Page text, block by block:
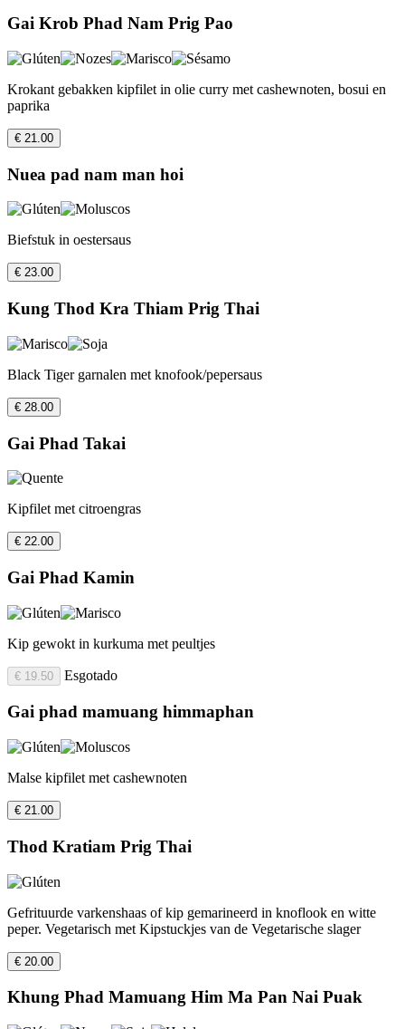
Gai Krob Phad Nam Prig Pao
Krokant gebakken kipfilet in olie curry met cashewnoten, bosui en
paprika
€ 21.00
Nuea pad nam man hoi
Biefstuk in oestersaus
€ 23.00
Kung Thod Kra Thiam Prig Thai
Black Tiger garnalen met knofook/pepersaus
€ 28.00
Gai Phad Takai
Kipfilet met citroengras
€ 22.00
Gai Phad Kamin
Kip gewokt in kurkuma met peultjes
€ 19.50 Esgotado
Gai phad mamuang himmaphan
Malse kipfilet met cashewnoten
€ 21.00
Thod Kratiam Prig Thai
Gefrituurde varkenshaas of kip gemarineerd in knoflook en witte
peper. Vegetarisch met Kipstuckjes van de Vegetarische slager
€ 20.00
Khung Phad Mamuang Him Ma Pan Nai Puak